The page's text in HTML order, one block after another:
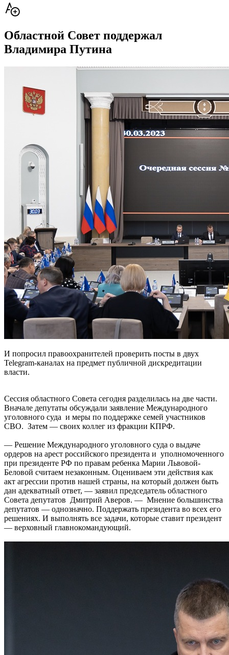
Областной Совет поддержал
Владимира Путина
И попросил правоохранителей проверить посты в двух
Telegram-каналах на предмет публичной дискредитации
власти.
Сессия областного Совета сегодня разделилась на две части.
Вначале депутаты обсуждали заявление Международного
уголовного суда и меры по поддержке семей участников
СВО. Затем — своих коллег из фракции КПРФ.
— Решение Международного уголовного суда о выдаче
ордеров на арест российского президента и уполномоченного
при президенте РФ по правам ребенка Марии Львовой-
Беловой считаем незаконным. Оцениваем эти действия как
акт агрессии против нашей страны, на который должен быть
дан адекватный ответ, — заявил председатель областного
Совета депутатов Дмитрий Аверов. — Мнение большинства
депутатов — однозначно. Поддержать президента во всех его
решениях. И выполнять все задачи, которые ставит президент
— верховный главнокомандующий.